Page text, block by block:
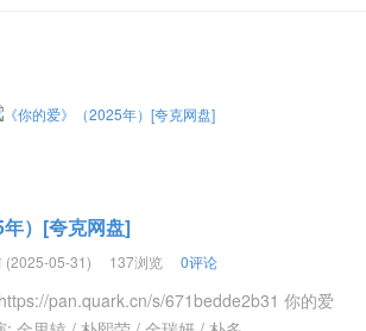
年）[夸克网盘]
(2025-05-31) 137浏览 0评论
pan.quark.cn/s/671bedde2b31 你的爱